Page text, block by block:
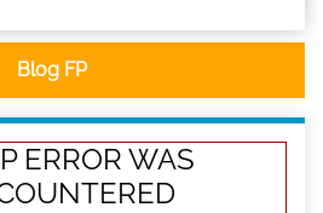
Blog FP
ERROR WAS